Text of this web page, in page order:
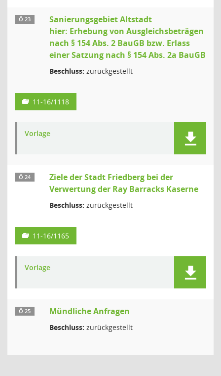
Ö 23
Sanierungsgebiet Altstadt
hier: Erhebung von Ausgleichsbeträgen
nach § 154 Abs. 2 BauGB bzw. Erlass
einer Satzung nach § 154 Abs. 2a BauGB
Beschluss: zurückgestellt
11-16/1118
Vorlage
Ö 24
Ziele der Stadt Friedberg bei der
Verwertung der Ray Barracks Kaserne
Beschluss: zurückgestellt
11-16/1165
Vorlage
Ö 25 Mündliche Anfragen
Beschluss: zurückgestellt